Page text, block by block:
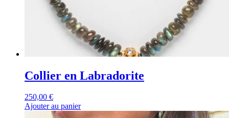
Collier en Labradorite
250,00 €
Ajouter au panier